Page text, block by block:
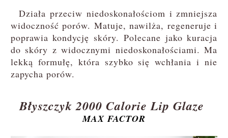
Działa przeciw niedoskonałościom i zmniejsza
widoczność porów. Matuje, nawilża, regeneruje i
poprawia kondycję skóry. Polecane jako kuracja
do skóry z widocznymi niedoskonałościami. Ma
lekką formułę, która szybko się wchłania i nie
zapycha porów.
Błyszczyk 2000 Calorie Lip Glaze
MAX FACTOR